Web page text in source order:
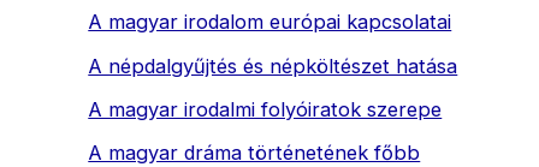
A magyar irodalom európai kapcsolatai
A népdalgyűjtés és népköltészet hatása
A magyar irodalmi folyóiratok szerepe
A magyar dráma történetének főbb